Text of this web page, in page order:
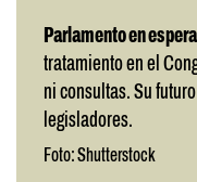
Parlamento en
tratamiento en el
ni consultas. Su
legisladores.
Foto: Shutterstock